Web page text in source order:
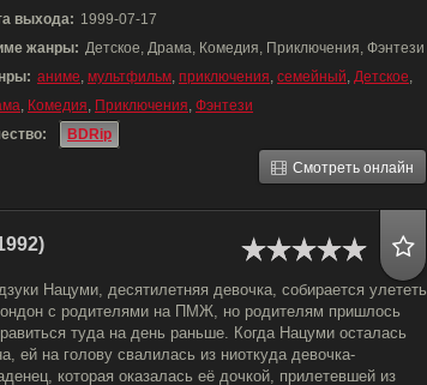
выхода: 1999-07-17
жанры: Детское, Драма, Комедия, Приключения, Фэнтези
аниме, мультфильм, приключения, семейный, Детское,
, Комедия, Приключения, Фэнтези
BDRip
Смотреть онлайн
Нацуми, десятилетняя девочка, собирается улететь
с родителями на ПМЖ, но родителям пришлось
туда на день раньше. Когда Нацуми осталась
ей на голову свалилась из ниоткуда девочка-
которая оказалась её дочкой, прилетевшей из